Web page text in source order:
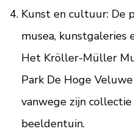
Kunst en cultuur: De
musea,
Het Kröller-Müller
Park De Hoge
vanwege zijn
beeldentuin.